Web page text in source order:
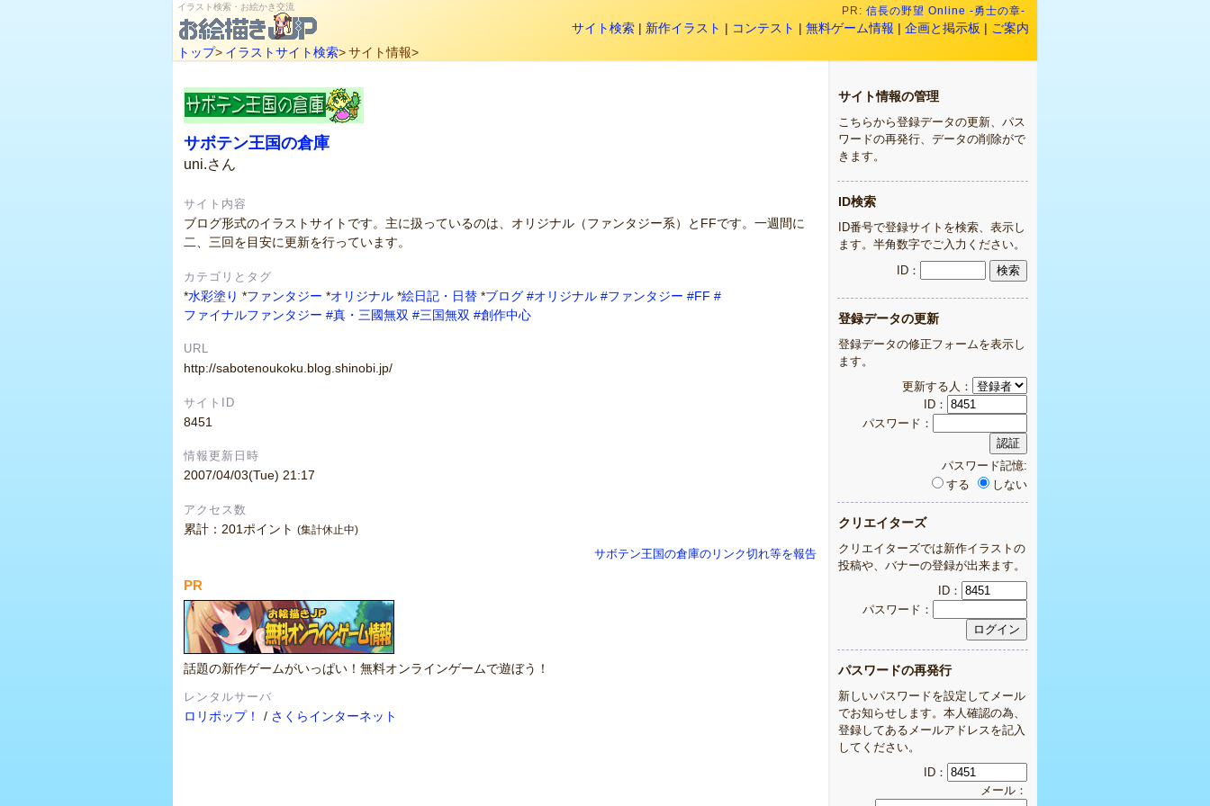
イラスト検索・お絵かき交流 PR: 信長の野望 Online -勇士の章-
サイト検索 | 新作イラスト | コンテスト | 無料ゲーム情報 | 企画と掲示板 | ご案内
トップ> イラストサイト検索>サイト情報>
サボテン王国の倉庫
uni.さん
サイト内容
ブログ形式のイラストサイトです。主に扱っているのは、オリジナル（ファンタジー系）とFFです。一週間に
二、三回を目安に更新を行っています。
カテゴリとタグ
*水彩塗り *ファンタジー *オリジナル *絵日記・日替 *ブログ #オリジナル #ファンタジー #FF #
ファイナルファンタジー #真・三國無双 #三国無双 #創作中心
URL
http://sabotenoukoku.blog.shinobi.jp/
サイトID
8451
情報更新日時
2007/04/03(Tue) 21:17
アクセス数
累計：201ポイント (集計休止中)
サボテン王国の倉庫のリンク切れ等を報告
PR
話題の新作ゲームがいっぱい！無料オンラインゲームで遊ぼう！
レンタルサーバ
ロリポップ！ / さくらインターネット
サイト情報の管理
こちらから登録データの更新、パス
ワードの再発行、データの削除がで
きます。
ID検索
ID番号で登録サイトを検索、表示し
ます。半角数字でご入力ください。
ID：
登録データの更新
登録データの修正フォームを表示し
ます。
更新する人：
ID：
パスワード：
パスワード記憶:
する
しない
クリエイターズ
クリエイターズでは新作イラストの
投稿や、バナーの登録が出来ます。
ID：
パスワード：
パスワードの再発行
新しいパスワードを設定してメール
でお知らせします。本人確認の為、
登録してあるメールアドレスを記入
してください。
ID：
メール：